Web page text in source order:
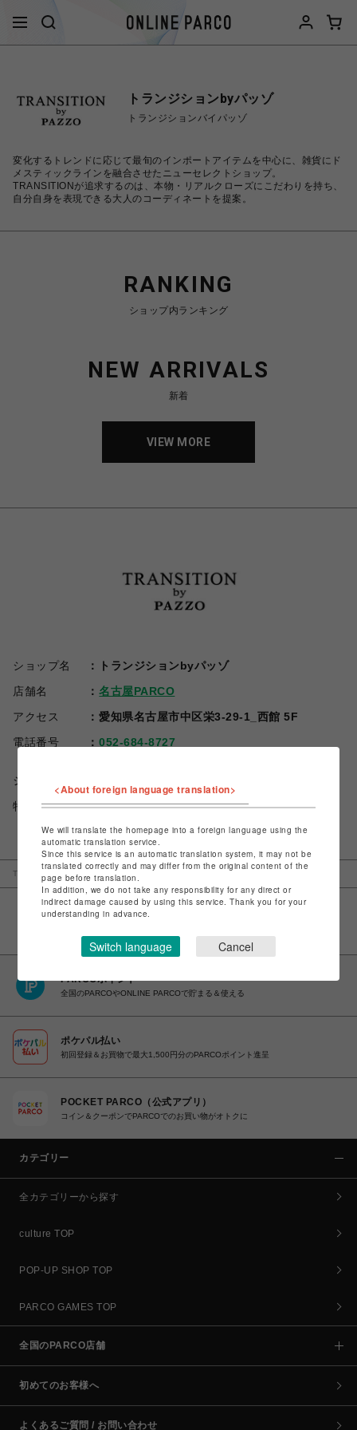
トランジションbyパッゾ
トランジションバイパッゾ
変化するトレンドに応じて最旬のインポートアイテムを中心に、雑貨にド
メスティックラインを融合させたニューセレクトショップ。
TRANSITIONが追求するのは、本物・リアルクローズにこだわりを持ち、
自分自身を表現できる大人のコーディネートを提案。
RANKING
ショップ内ランキング
NEW ARRIVALS
新着
VIEW MORE
ショップ名
トランジションbyパッゾ
店舗名
名古屋PARCO
アクセス
愛知県名古屋市中区栄3-29-1_西館 5F
電話番号
052-684-8727
ショップお問い合わせは
特定商取引法など法令に基づく表記はこちら
TOP 名古屋PARCO トランジションbyパッゾ
PARCOポイント
全国のPARCOやONLINE PARCOで貯まる＆使える
ポケパル払い
初回登録＆お買物で最大1,500円分のPARCOポイント進呈
POCKET PARCO（公式アプリ）
コイン＆クーポンでPARCOでのお買い物がオトクに
カテゴリー
全カテゴリーから探す
culture TOP
POP-UP SHOP TOP
PARCO GAMES TOP
全国のPARCO店舗
初めてのお客様へ
よくあるご質問 / お問い合わせ
<About foreign language translation>
We will translate the homepage into a foreign language using the
automatic translation service.
Since this service is an automatic translation system, it may not be
translated correctly and may differ from the original content of the
page before translation.
In addition, we do not take any responsibility for any direct or
indirect damage caused by using this service. Thank you for your
understanding in advance.
Switch language Cancel